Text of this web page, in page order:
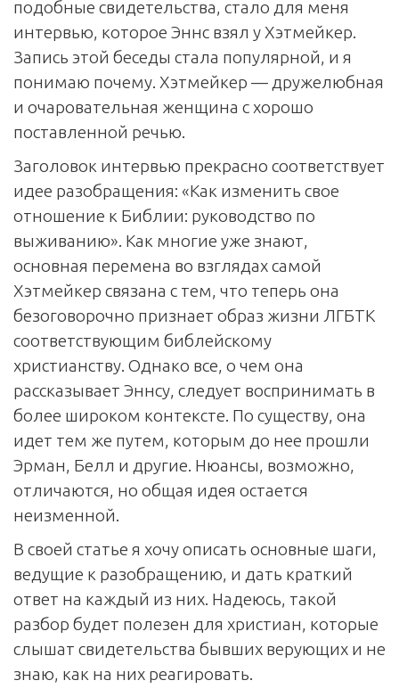
подобные свидетельства, стало для меня
интервью, которое Эннс взял у Хэтмейкер.
Запись этой беседы стала популярной, и я
понимаю почему. Хэтмейкер — дружелюбная
и очаровательная женщина с хорошо
поставленной речью.
Заголовок интервью прекрасно соответствует
идее разобращения: «Как изменить свое
отношение к Библии: руководство по
выживанию». Как многие уже знают,
основная перемена во взглядах самой
Хэтмейкер связана с тем, что теперь она
безоговорочно признает образ жизни ЛГБТК
соответствующим библейскому
христианству. Однако все, о чем она
рассказывает Эннсу, следует воспринимать в
более широком контексте. По существу, она
идет тем же путем, которым до нее прошли
Эрман, Белл и другие. Нюансы, возможно,
отличаются, но общая идея остается
неизменной.
В своей статье я хочу описать основные шаги,
ведущие к разобращению, и дать краткий
ответ на каждый из них. Надеюсь, такой
разбор будет полезен для христиан, которые
слышат свидетельства бывших верующих и не
знаю, как на них реагировать.